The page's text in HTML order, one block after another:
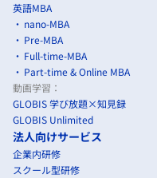
英語MBA
nano-MBA
Pre-MBA
Full-time-MBA
Part-time & Online MBA
動画学習：
GLOBIS 学び放題×知見録
GLOBIS Unlimited
法人向けサービス
企業内研修
スクール型研修